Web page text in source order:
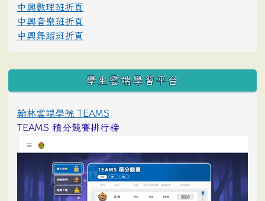
中興數理班折頁
中興音樂班折頁
中興舞蹈班折頁
學生雲端學習平台
翰林雲端學院 TEAMS
TEAMS 積分競賽排行榜